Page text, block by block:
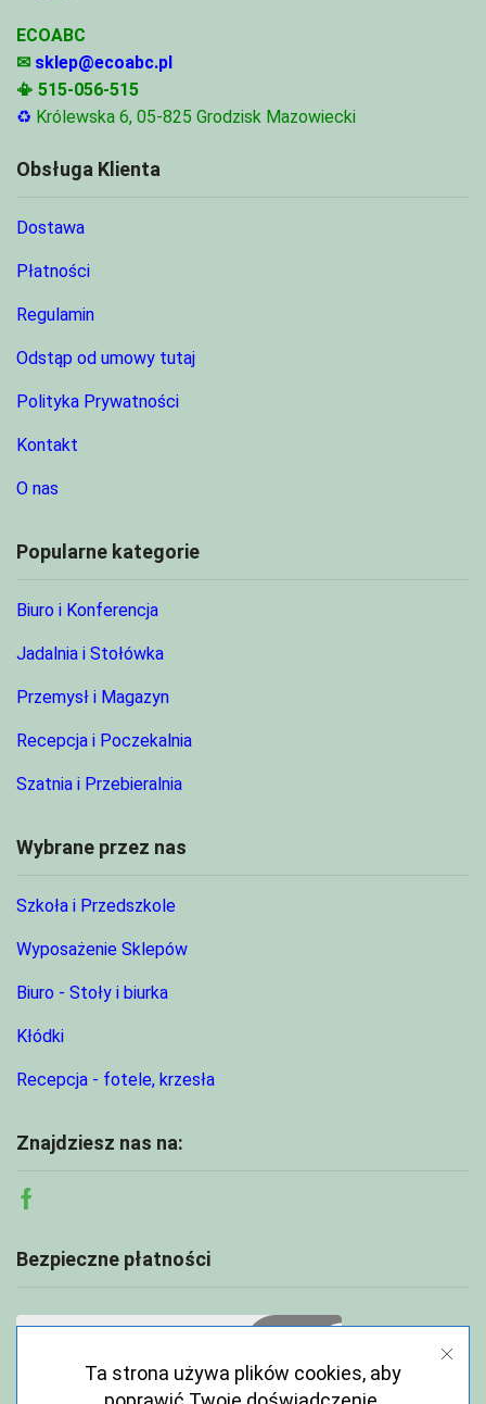
ECOABC
✉ sklep@ecoabc.pl
📳 515-056-515
♻ Królewska 6, 05-825 Grodzisk Mazowiecki
Obsługa Klienta
Dostawa
Płatności
Regulamin
Odstąp od umowy tutaj
Polityka Prywatności
Kontakt
O nas
Popularne kategorie
Biuro i Konferencja
Jadalnia i Stołówka
Przemysł i Magazyn
Recepcja i Poczekalnia
Szatnia i Przebieralnia
Wybrane przez nas
Szkoła i Przedszkole
Wyposażenie Sklepów
Biuro - Stoły i biurka
Kłódki
Recepcja - fotele, krzesła
Znajdziesz nas na:
Facebook
Bezpieczne płatności
Ta strona używa plików cookies, aby